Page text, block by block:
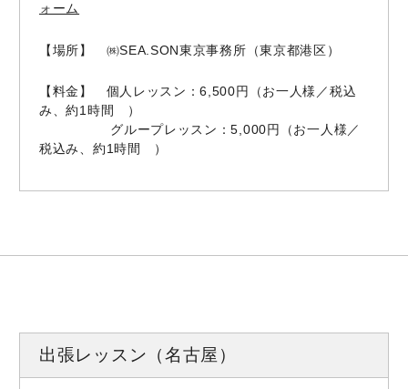
ォーム
【場所】 ㈱SEA.SON東京事務所（東京都港区）
【料金】 個人レッスン：6,500円（お一人様／税込
み、約1時間 ）
グループレッスン：5,000円（お一人様／
税込み、約1時間 ）
出張レッスン（名古屋）